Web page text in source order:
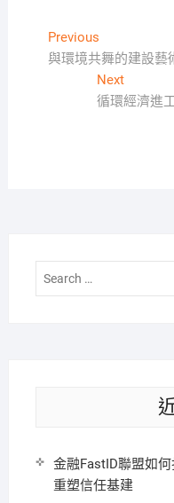
文
章
PreviousPrevious
post:
與環境共舞的建設藝
NextNext
post:
循環經濟進
金融FastID聯盟如
重塑信任基建